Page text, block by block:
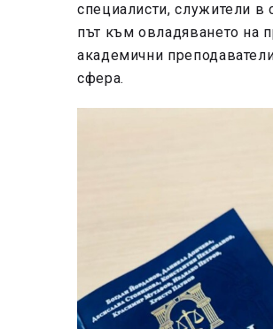
специалисти, служители в
път към овладяването на
академични
сфера.